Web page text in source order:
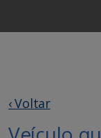
‹ Voltar